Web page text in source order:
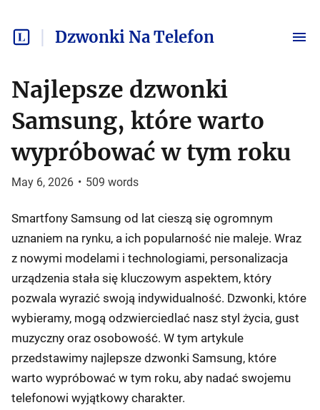
Dzwonki Na Telefon
Najlepsze dzwonki
Samsung, które warto
wypróbować w tym roku
May 6, 2026 • 509 words
Smartfony Samsung od lat cieszą się ogromnym
uznaniem na rynku, a ich popularność nie maleje. Wraz
z nowymi modelami i technologiami, personalizacja
urządzenia stała się kluczowym aspektem, który
pozwala wyrazić swoją indywidualność. Dzwonki, które
wybieramy, mogą odzwierciedlać nasz styl życia, gust
muzyczny oraz osobowość. W tym artykule
przedstawimy najlepsze dzwonki Samsung, które
warto wypróbować w tym roku, aby nadać swojemu
telefonowi wyjątkowy charakter.